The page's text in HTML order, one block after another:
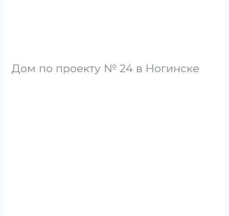
Дом по проекту № 24 в Ногинске